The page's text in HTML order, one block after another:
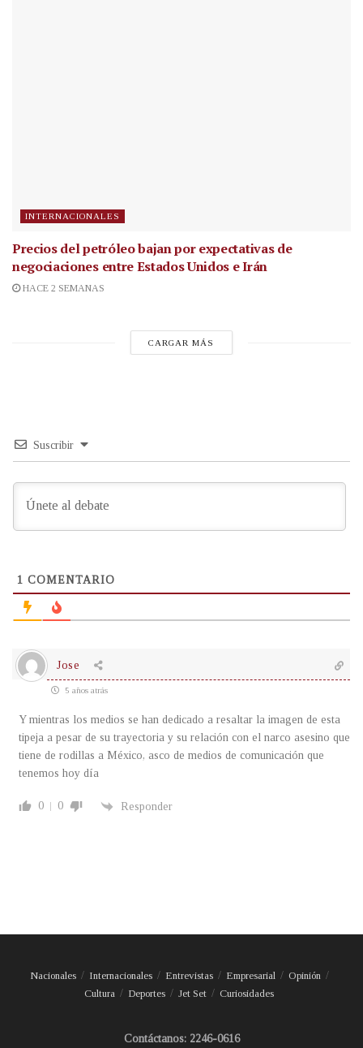
INTERNACIONALES
Precios del petróleo bajan por expectativas de
negociaciones entre Estados Unidos e Irán
HACE 2 SEMANAS
CARGAR MÁS
Suscribir
1 COMENTARIO
Jose
5 años atrás
Y mientras los medios se han dedicado a resaltar la imagen de esta
tipeja a pesar de su trayectoria y su relación con el narco asesino que
tiene de rodillas a México, asco de medios de comunicación que
tenemos hoy día
0 0 Responder
Nacionales Internacionales Entrevistas Empresarial
Opinión
Cultura
Deportes Jet Set Curiosidades
Contáctanos: 2246-0616